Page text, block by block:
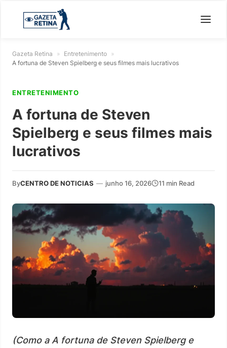
Gazeta Retina » Entretenimento »
A fortuna de Steven Spielberg e seus filmes mais lucrativos
ENTRETENIMENTO
A fortuna de Steven
Spielberg e seus filmes mais
lucrativos
ByCENTRO DE NOTICIAS — junho 16, 2026 11 min Read
(Como a A fortuna de Steven Spielberg e